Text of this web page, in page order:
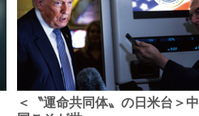
＜〝運命共同体〟の日米台＞中